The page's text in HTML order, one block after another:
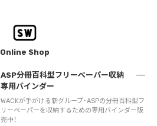
Online Shop
ASP分冊百科型フリーペーパー収納
専用バインダー
WACKが手がける新グループ・ASPの分冊百科型フ
リーペーパーを収納するための専用バインダー販
売中！